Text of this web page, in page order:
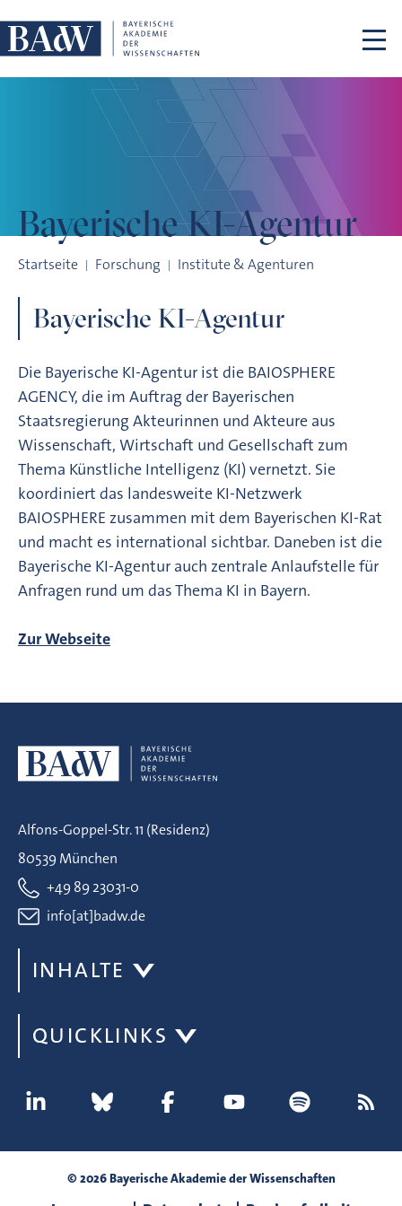
Bayerische KI-Agentur
Startseite Forschung Institute & Agenturen
Bayerische KI-Agentur
Die Bayerische KI-Agentur ist die BAIOSPHERE
AGENCY, die im Auftrag der Bayerischen
Staatsregierung Akteurinnen und Akteure aus
Wissenschaft, Wirtschaft und Gesellschaft zum
Thema Künstliche Intelligenz (KI) vernetzt. Sie
koordiniert das landesweite KI-Netzwerk
BAIOSPHERE zusammen mit dem Bayerischen KI-Rat
und macht es international sichtbar. Daneben ist die
Bayerische KI-Agentur auch zentrale Anlaufstelle für
Anfragen rund um das Thema KI in Bayern.
Zur Webseite
Alfons-Goppel-Str. 11 (Residenz)
80539 München
+49 89 23031-0
info[at]badw.de
INHALTE
QUICKLINKS
© 2026 Bayerische Akademie der Wissenschaften